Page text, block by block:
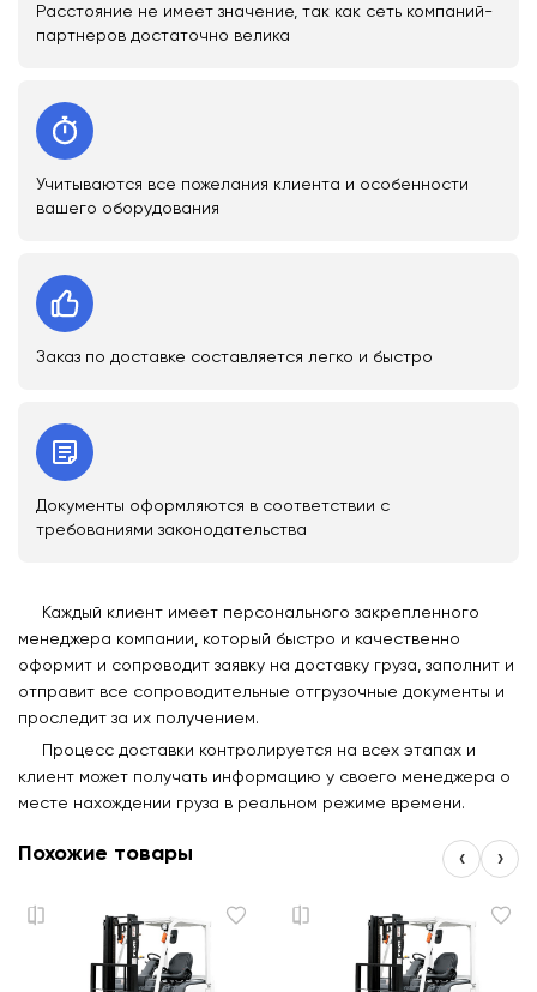
Расстояние не имеет значение, так как сеть компаний-
партнеров достаточно велика
Учитываются все пожелания клиента и особенности
вашего оборудования
Заказ по доставке составляется легко и быстро
Документы оформляются в соответствии с
требованиями законодательства
Каждый клиент имеет персонального закрепленного
менеджера компании, который быстро и качественно
оформит и сопроводит заявку на доставку груза, заполнит и
отправит все сопроводительные отгрузочные документы и
проследит за их получением.
Процесс доставки контролируется на всех этапах и
клиент может получать информацию у своего менеджера о
месте нахождении груза в реальном режиме времени.
Похожие товары ‹ ›